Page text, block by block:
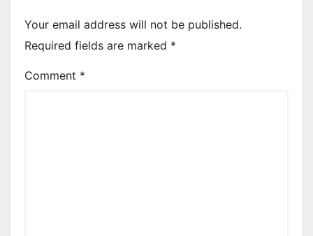
Your email address will not be published.
Required fields are marked *
Comment *